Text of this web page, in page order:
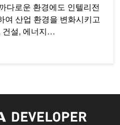
다로운 환경에도 인텔리전
여 산업 환경을 변화시키고
건설, 에너지…